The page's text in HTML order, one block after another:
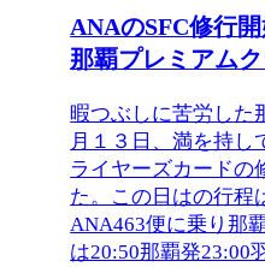
ANAのSFC修行
那覇プレミアム
暇つぶしに苦労した
月１３日、満を持し
ライヤーズカードの
た。この日はの行程
ANA463便に乗り那
は20:50那覇発23:00